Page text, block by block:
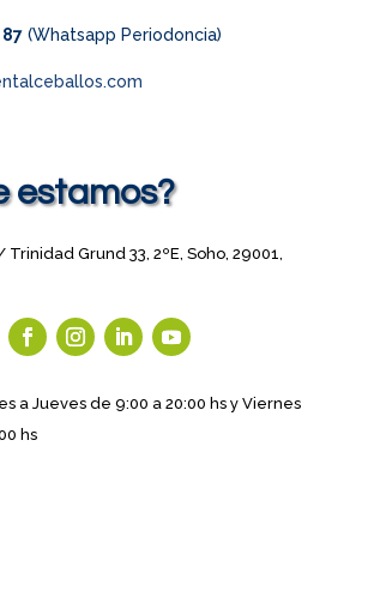
(Whatsapp Periodoncia)
estamos?
Trinidad Grund 33, 2ºE, Soho, 29001,
a Jueves de 9:00 a 20:00 hs y Viernes
hs